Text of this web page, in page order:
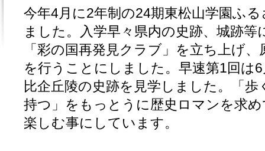
今年4月に2年制の24期東松山学園ふ
ました。入学早々県内の史跡、城跡
「彩の国再発見クラブ」を立ち上げ
を行うことにしました。早速第1回は
比企丘陵の史跡を見学しました。「
持つ」をもっとうに歴史ロマンを求
楽しむ事にしています。